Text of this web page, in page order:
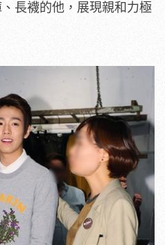
長襪的他，展現親和力極